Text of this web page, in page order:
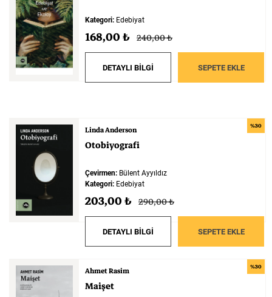
Kategori: Edebiyat
168,00 ₺ 240,00 ₺
DETAYLI BİLGİ SEPETE EKLE
%30
Linda Anderson
Otobiyografi
Çevirmen: Bülent Ayyıldız
Kategori: Edebiyat
203,00 ₺ 290,00 ₺
DETAYLI BİLGİ SEPETE EKLE
%30
Ahmet Rasim
Maişet